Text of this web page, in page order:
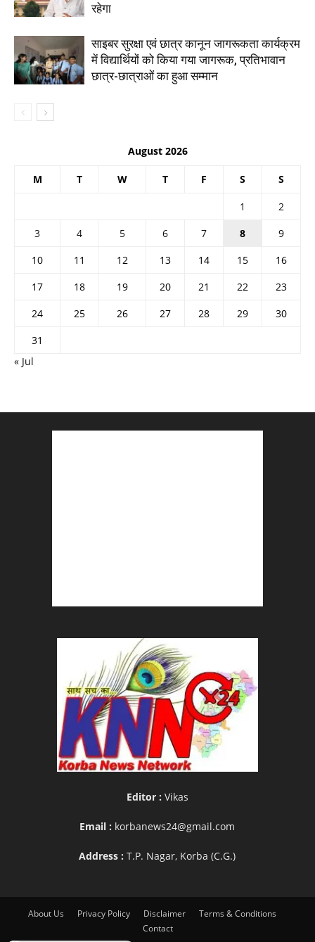
रहेगा
साइबर सुरक्षा एवं छात्र कानून जागरूकता कार्यक्रम
में विद्यार्थियों को किया गया जागरूक, प्रतिभावान
छात्र-छात्राओं का हुआ सम्मान
August 2026
M T W T F S S
1
2
3
4 5 6 7 8
9
10
11 12 13 14 15
16
17
18 19 20 21 22
23
24
25 26 27 28 29
30
31
« Jul
Editor : Vikas
Email : korbanews24@gmail.com
Address :T.P. Nagar, Korba (C.G.)
About Us Privacy Policy Disclaimer
Terms & Conditions
Contact